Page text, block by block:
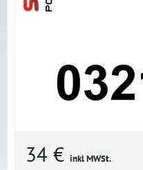
34 € inkl MWSt.